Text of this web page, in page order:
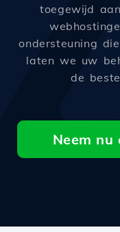
toegewijd
ondersteuning
laten we uw
de
Neem nu